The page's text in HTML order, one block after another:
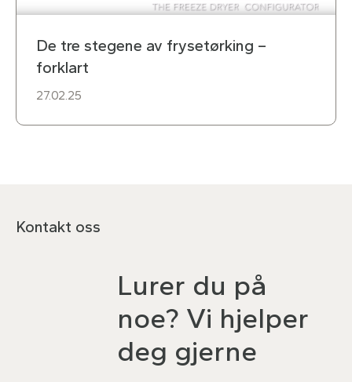
De tre stegene av frysetørking –
forklart
27.02.25
Kontakt oss
Lurer du på
noe? Vi hjelper
deg gjerne